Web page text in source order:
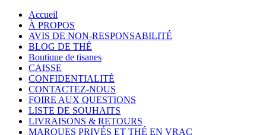
Accueil
À PROPOS
AVIS DE NON-RESPONSABILITÉ
BLOG DE THÉ
Boutique de tisanes
CAISSE
CONFIDENTIALITÉ
CONTACTEZ-NOUS
FOIRE AUX QUESTIONS
LISTE DE SOUHAITS
LIVRAISONS & RETOURS
MARQUES PRIVÉS ET THÉ EN VRAC